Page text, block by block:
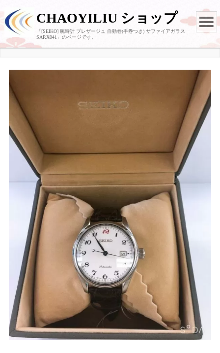
CHAOYILIU ショップ
「[SEIKO] 腕時計 プレザージュ 自動巻(手巻つき) サファイアガラス
SARX041」のページです。